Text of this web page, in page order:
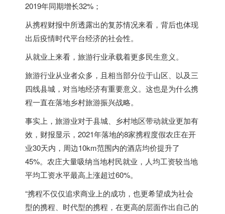
2019年同期增长32%；
从携程财报中所透露出的复苏情况来看，背后也体现
出后疫情时代平台经济的社会性。
从就业上来看，旅游行业承载着更多民生意义。
旅游行业从业者众多，且相当部分位于山区、以及三
四线县城，对当地经济有重要意义。这也是为什么携
程一直在落地乡村旅游振兴战略。
事实上，旅游业对于县城、乡村地区带动就业更加有
效，财报显示，2021年落地的8家携程度假农庄在开
业30天内，周边10km范围内的酒店均价提升了
45%。农庄大量吸纳当地村民就业，人均工资较当地
平均工资水平最高上涨超过60%。
“携程不仅仅追求商业上的成功，也更希望成为社会
型的携程、时代型的携程，在更高的层面作出自己的